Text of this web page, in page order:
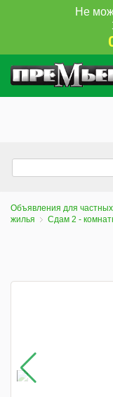
Не
Объявления для
жилья
Сдам 2 -